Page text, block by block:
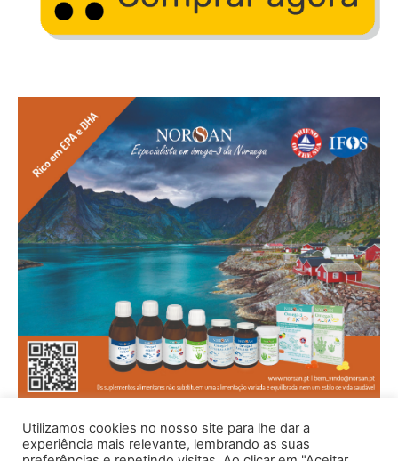
Utilizamos cookies no nosso site para lhe dar a
experiência mais relevante, lembrando as suas